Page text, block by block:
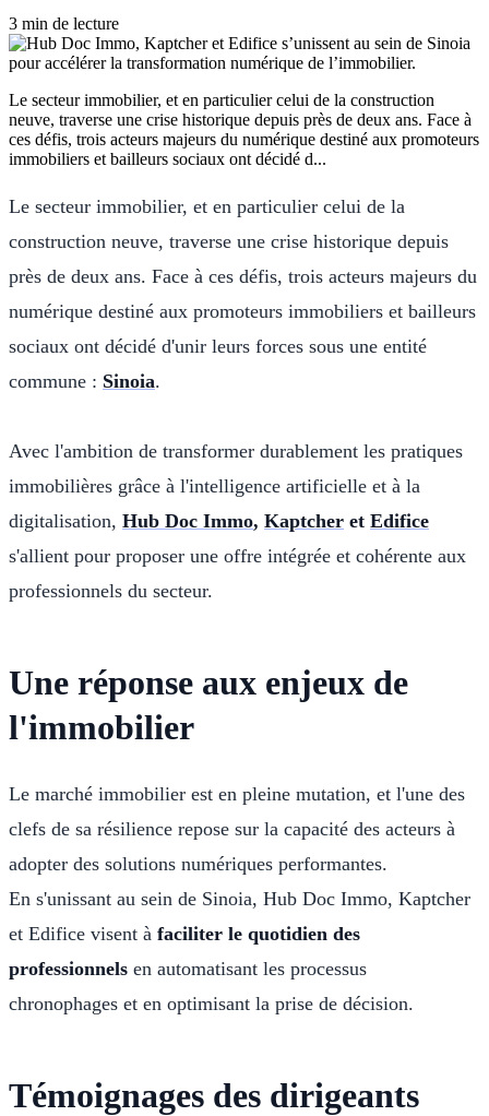
3 min de lecture
‍Le secteur immobilier, et en particulier celui de la construction
neuve, traverse une crise historique depuis près de deux ans. Face à
ces défis, trois acteurs majeurs du numérique destiné aux promoteurs
immobiliers et bailleurs sociaux ont décidé d...
Le secteur immobilier, et en particulier celui de la
construction neuve, traverse une crise historique depuis
près de deux ans. Face à ces défis, trois acteurs majeurs du
numérique destiné aux promoteurs immobiliers et bailleurs
sociaux ont décidé d'unir leurs forces sous une entité
commune : Sinoia.
Avec l'ambition de transformer durablement les pratiques
immobilières grâce à l'intelligence artificielle et à la
digitalisation, Hub Doc Immo, Kaptcher et Edifice
s'allient pour proposer une offre intégrée et cohérente aux
professionnels du secteur.
Une réponse aux enjeux de
l'immobilier
Le marché immobilier est en pleine mutation, et l'une des
clefs de sa résilience repose sur la capacité des acteurs à
adopter des solutions numériques performantes.
En s'unissant au sein de Sinoia, Hub Doc Immo, Kaptcher
et Edifice visent à faciliter le quotidien des
professionnels en automatisant les processus
chronophages et en optimisant la prise de décision.‍
Témoignages des dirigeants